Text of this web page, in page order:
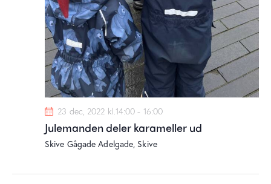
23 dec, 2022 kl.14:00 - 16:00
Julemanden deler karameller ud
Skive GågadeAdelgade, Skive